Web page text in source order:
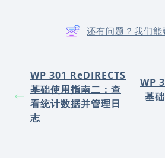
还有问题？我们能
WP 301 ReDIRECTS
基础使用指南二：查
看统计数据并管理日
志
WP
基